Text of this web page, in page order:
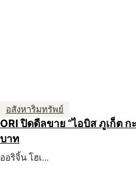
อสังหาริมทรัพย์
ORI ปิดดีลขาย “ไอบิส ภูเก็ต
บาท
ออริจิ้น โฮเ...